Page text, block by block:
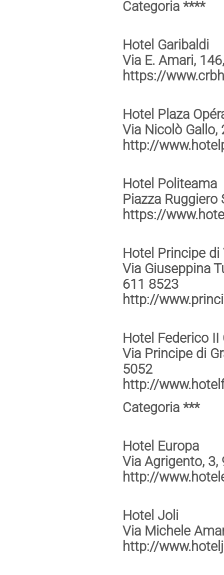
Categoria ****
Hotel Garibaldi
Via E. Amari,
https://
Hotel Plaza
Via Nicolò Gallo,
http://
Hotel Politeama
Piazza
https://
Hotel Principe
Via Giuseppina
611 8523
http://
Hotel Federico
Via Principe di
5052
http://
Categoria ***
Hotel Europa
Via Agrigento, 3,
http://
Hotel Joli
Via Michele
http://